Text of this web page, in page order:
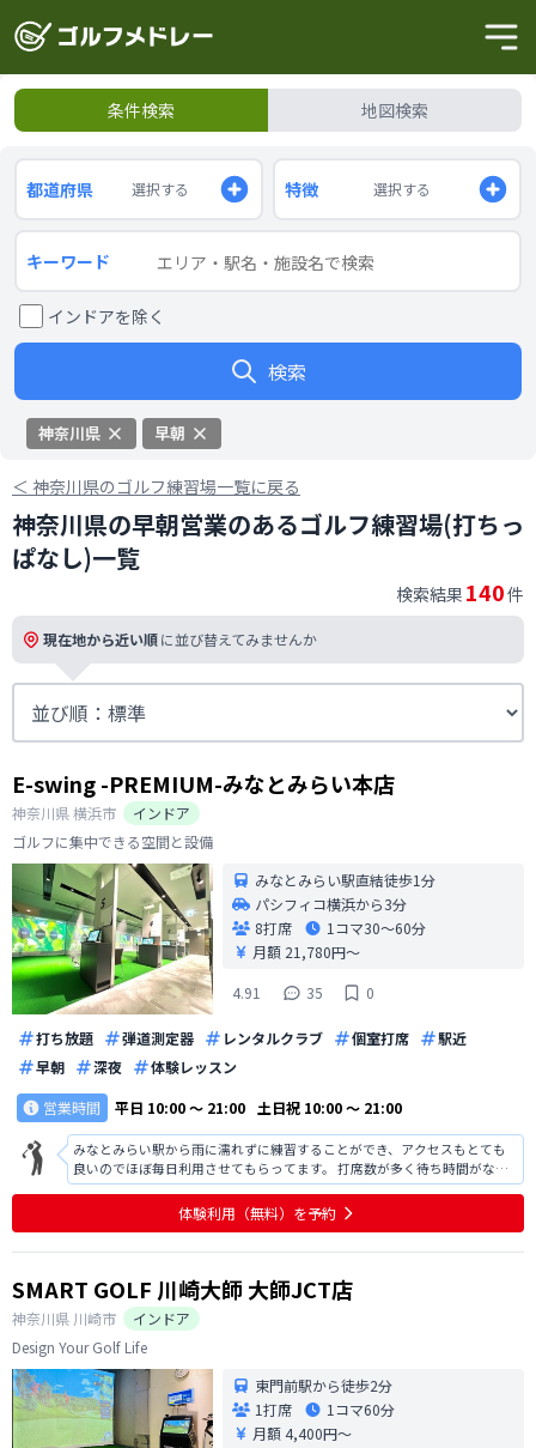
条件検索 地図検索
都道府県 選択する 特徴 選択する
キーワード
インドアを除く
検索
神奈川県 早朝
＜ 神奈川県のゴルフ練習場一覧に戻る
神奈川県の早朝営業のあるゴルフ練習場(打ちっ
ぱなし)一覧
検索結果 140件
現在地から近い順に並び替えてみませんか
E-swing -PREMIUM-みなとみらい本店
神奈川県横浜市
インドア
ゴルフに集中できる空間と設備
みなとみらい駅直結徒歩1分
パシフィコ横浜から3分
8打席
1コマ30〜60分
月額 21,780円〜
4.91
35 0
打ち放題 弾道測定器 レンタルクラブ 個室打席
駅近
早朝
深夜
体験レッスン
営業時間
平日 10:00 〜 21:00 土日祝 10:00 〜 21:00
みなとみらい駅から雨に濡れずに練習することができ、アクセスもとても
良いのでほぼ毎日利用させてもらってます。 打席数が多く待ち時間がなく
気軽にふらっと利用できるのもとても良いです！
体験利用（無料）を予約
SMART GOLF 川崎大師 大師JCT店
神奈川県 川崎市
インドア
Design Your Golf Life
東門前駅から徒歩2分
1打席
1コマ60分
月額 4,400円〜